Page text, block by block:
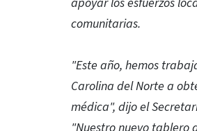
comunitarias.
"Este año, hemos
Carolina del Norte a
médica", dijo el